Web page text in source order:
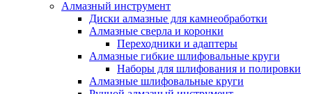
Алмазный инструмент
Диски алмазные для камнеобработки
Алмазные сверла и коронки
Переходники и адаптеры
Алмазные гибкие шлифовальные круги
Наборы для шлифования и полировки
Алмазные шлифовальные круги